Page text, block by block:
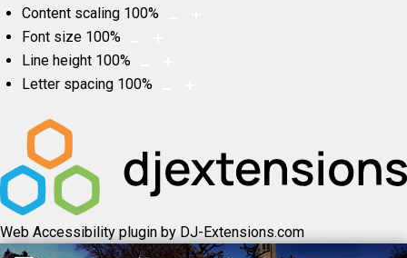
Content scaling 100%
Font size 100%
Line height 100%
Letter spacing 100%
Web Accessibility plugin by DJ-Extensions.com